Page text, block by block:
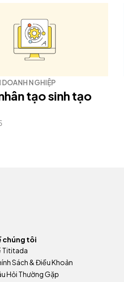
DOANH NGHIỆP
tạo sinh tạo
chúng tôi
Tititada
Sách & Điều Khoản
Hỏi Thường Gặp